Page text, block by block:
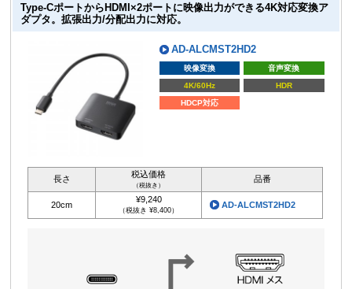
Type-CポートからHDMI×2ポートに映像出力ができる4K対応変換ア
ダプタ。拡張出力/分配出力に対応。
AD-ALCMST2HD2
映像変換
音声変換
4K/60Hz
HDR
HDCP対応
長さ 税込価格
（税抜き）
品番
20cm
¥9,240
（税抜き ¥8,400）
AD-ALCMST2HD2